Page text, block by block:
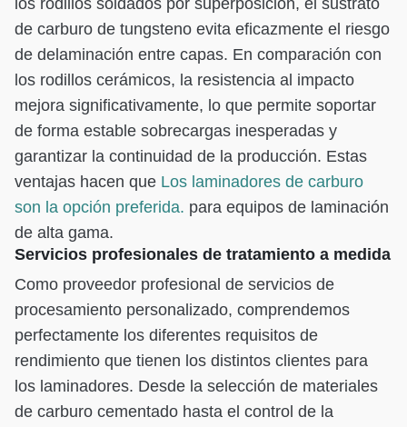
los rodillos soldados por superposición, el sustrato
de carburo de tungsteno evita eficazmente el riesgo
de delaminación entre capas. En comparación con
los rodillos cerámicos, la resistencia al impacto
mejora significativamente, lo que permite soportar
de forma estable sobrecargas inesperadas y
garantizar la continuidad de la producción. Estas
ventajas hacen que Los laminadores de carburo
son la opción preferida. para equipos de laminación
de alta gama.
Servicios profesionales de tratamiento a medida
Como proveedor profesional de servicios de
procesamiento personalizado, comprendemos
perfectamente los diferentes requisitos de
rendimiento que tienen los distintos clientes para
los laminadores. Desde la selección de materiales
de carburo cementado hasta el control de la